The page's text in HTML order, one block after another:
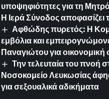
υποψηφιότητες για τη
Η Ιερά Σύνοδος αποφασίζει
Αφθώδης πυρετός: Η
εμβόλια και
Παναγιώτου για οικονομική
Την τελευταία του πνοή
Νοσοκομείο Λευκωσίας
για σεξουαλικά αδικήματα